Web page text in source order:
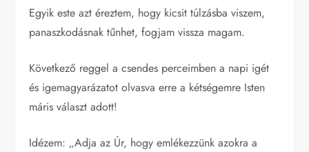
Egyik este azt éreztem, hogy kicsit túlzásba viszem,
panaszkodásnak tűnhet, fogjam vissza magam.
Következő reggel a csendes perceimben a napi igét
és igemagyarázatot olvasva erre a kétségemre Isten
máris választ adott!
Idézem: „Adja az Úr, hogy emlékezzünk azokra a